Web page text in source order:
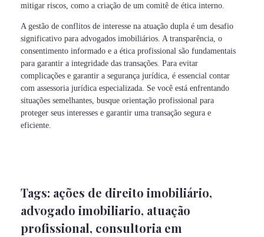
mitigar riscos, como a criação de um comitê de ética interno.
A gestão de conflitos de interesse na atuação dupla é um desafio
significativo para advogados imobiliários. A transparência, o
consentimento informado e a ética profissional são fundamentais
para garantir a integridade das transações. Para evitar
complicações e garantir a segurança jurídica, é essencial contar
com assessoria jurídica especializada. Se você está enfrentando
situações semelhantes, busque orientação profissional para
proteger seus interesses e garantir uma transação segura e
eficiente.
Tags: ações de direito imobiliário,
advogado imobiliario, atuação
profissional, consultoria em